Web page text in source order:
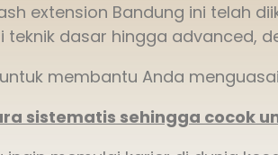
extension Bandung ini telah
teknik dasar hingga advanced,
membantu Anda
sistematis sehingga cocok